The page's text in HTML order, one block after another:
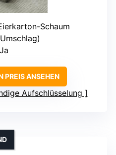
Schaum
PREIS ANSEHEN
Aufschlüsselung